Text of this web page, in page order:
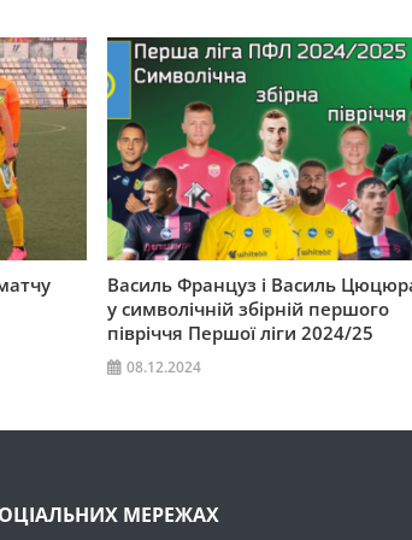
Василь Француз і Василь
у символічній збірній першого
півріччя Першої ліги 2024/25
08.12.2024
МЕРЕЖАХ